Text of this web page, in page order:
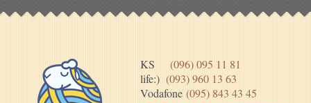
KS (096) 095 11 81
life:) (093) 960 13 63
Vodafone (095) 843 43 45